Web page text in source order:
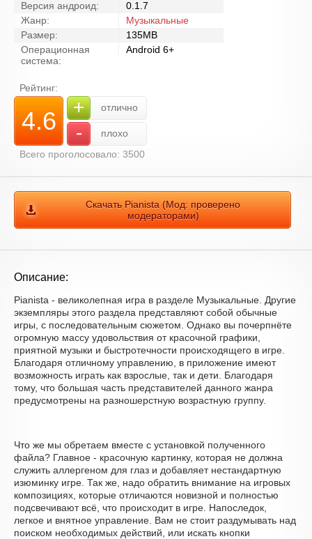
Версия андроид:
0.1.7
Жанр:
Музыкальные
Размер:
135MB
Операционная
система:
Android 6+
Рейтинг:
4.6 + отлично
-
плохо
Всего проголосовало: 3500
Скачать Pianista (Мод: проверено
модераторами)
Описание:
Pianista - великолепная игра в разделе Музыкальные. Другие
экземпляры этого раздела представляют собой обычные
игры, с последовательным сюжетом. Однако вы почерпнёте
огромную массу удовольствия от красочной графики,
приятной музыки и быстротечности происходящего в игре.
Благодаря отличному управлению, в приложение имеют
возможность играть как взрослые, так и дети. Благодаря
тому, что большая часть представителей данного жанра
предусмотрены на разношерстную возрастную группу.
Что же мы обретаем вместе с установкой полученного
файла? Главное - красочную картинку, которая не должна
служить аллергеном для глаз и добавляет нестандартную
изюминку игре. Так же, надо обратить внимание на игровых
композициях, которые отличаются новизной и полностью
подсвечивают всё, что происходит в игре. Напоследок,
легкое и внятное управление. Вам не стоит раздумывать над
поиском необходимых действий, или искать кнопки